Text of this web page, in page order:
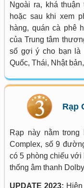
Ngoài ra, khá
hoặc sau khi xem
hàng, quán cà phê
của Trung tâm
số gợi ý cho bạn là
Quốc, Thái, Nhật
Rạp
Rạp này nằm
Complex, số 9
có 5 phòng chiếu
thống âm thanh
UPDATE 2023: